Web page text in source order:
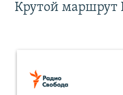
Крутой маршрут